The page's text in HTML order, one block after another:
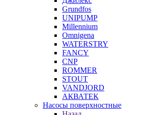
Grundfos
UNIPUMP
Millennium
Omnigena
WATERSTRY
FANCY
CNP
ROMMER
STOUT
VANDJORD
АКВАТЕК
Насосы поверхностные